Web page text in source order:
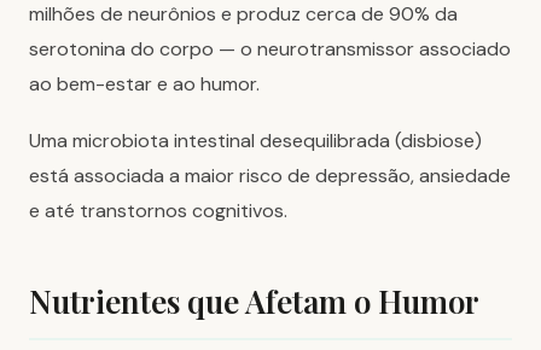
milhões de neurônios e produz cerca de 90% da
serotonina do corpo — o neurotransmissor associado
ao bem-estar e ao humor.
Uma microbiota intestinal desequilibrada (disbiose)
está associada a maior risco de depressão, ansiedade
e até transtornos cognitivos.
Nutrientes que Afetam o Humor